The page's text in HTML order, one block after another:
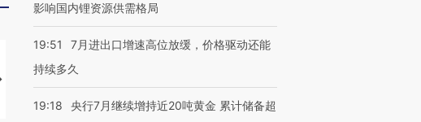
【推广】走进第四届链博
有意思的生活方式·第三对
住三大增长引擎是什么？
影响国内锂资源供需格局
19:51
7月进出口增速高位放缓，价格驱动还能
持续多久
19:18
央行7月继续增持近20吨黄金 累计储备超